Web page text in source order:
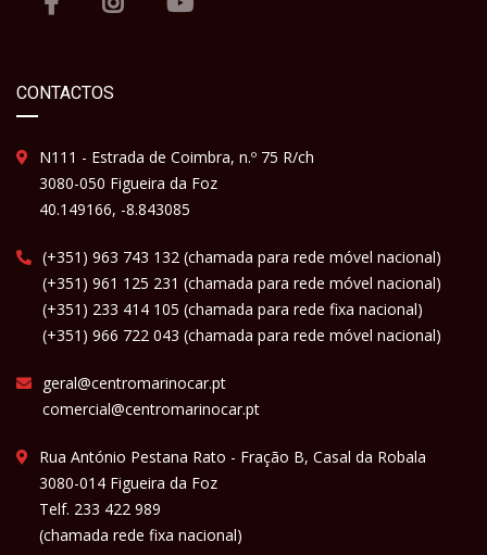
CONTACTOS
N111 - Estrada de Coimbra, n.º 75 R/ch
3080-050 Figueira da Foz
40.149166, -8.843085
(+351) 963 743 132 (chamada para rede móvel nacional)
(+351) 961 125 231 (chamada para rede móvel nacional)
(+351) 233 414 105 (chamada para rede fixa nacional)
(+351) 966 722 043 (chamada para rede móvel nacional)
geral@centromarinocar.pt
comercial@centromarinocar.pt
Rua António Pestana Rato - Fração B, Casal da Robala
3080-014 Figueira da Foz
Telf. 233 422 989
(chamada rede fixa nacional)